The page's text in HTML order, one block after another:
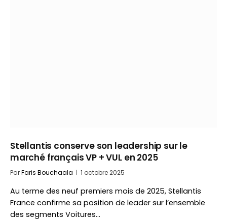
Stellantis conserve son leadership sur le
marché français VP + VUL en 2025
ParFaris Bouchaala 1 octobre 2025
Au terme des neuf premiers mois de 2025, Stellantis
France confirme sa position de leader sur l’ensemble
des segments Voitures…